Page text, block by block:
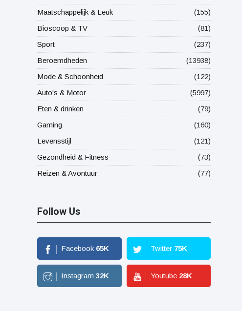
Maatschappelijk & Leuk
(155)
Bioscoop & TV
(81)
Sport
(237)
Beroemdheden
(13938)
Mode & Schoonheid
(122)
Auto's & Motor
(5997)
Eten & drinken
(79)
Gaming
(160)
Levensstijl
(121)
Gezondheid & Fitness
(73)
Reizen & Avontuur
(77)
Follow Us
Facebook 65K Twitter 75K
Instagram 32K Youtube 28K